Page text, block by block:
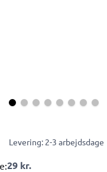
Levering: 2-3 arbejdsdage
29 kr.